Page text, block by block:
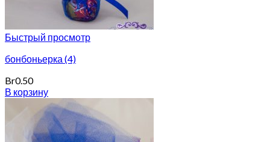
Быстрый просмотр
бонбоньерка (4)
Br0.50
В корзину